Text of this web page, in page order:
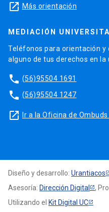
launch Más orientación
MEDIACIÓN
Teléfonos para orientación y
alguno de tus derechos en la
phone (56)95504 1691
phone (56)95504 1247
launch Ir a la Oficina de Ombuds
Diseño y desarrollo: Urantiacos
Asesoría: Dirección Digital
,
Utilizando el Kit Digital UC